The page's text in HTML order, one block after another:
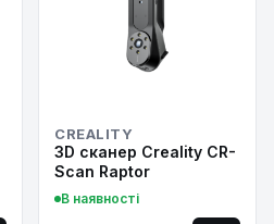
CREALITY
3D сканер Creality CR-
Scan Raptor
В наявності